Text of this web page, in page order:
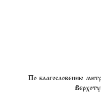
По благословению